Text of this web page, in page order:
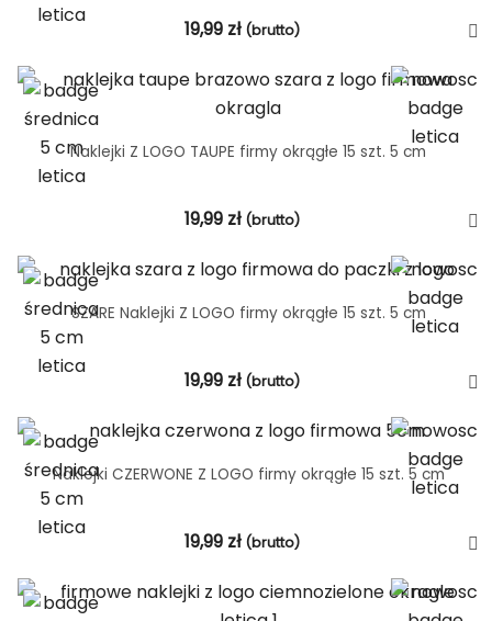
19,99 zł (brutto)
Naklejki Z LOGO TAUPE firmy okrągłe 15 szt. 5 cm
19,99 zł (brutto)
SZARE Naklejki Z LOGO firmy okrągłe 15 szt. 5 cm
19,99 zł (brutto)
Naklejki CZERWONE Z LOGO firmy okrągłe 15 szt. 5 cm
19,99 zł (brutto)